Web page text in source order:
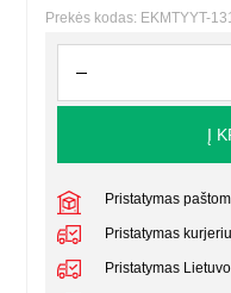
Prekės kodas: EKMTYYT-
Į
Pristatymas
Pristatymas
Pristatymas